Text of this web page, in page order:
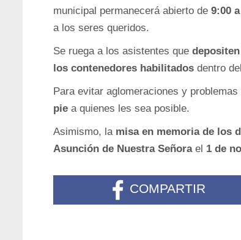
municipal permanecerá abierto de 9:00
a los seres queridos.
Se ruega a los asistentes que
los contenedores habilitados dentro
Para evitar aglomeraciones y
pie a quienes les sea posible.
Asimismo, la misa en memoria de los
Asunción de Nuestra Señorael 1 de
COMPARTIR